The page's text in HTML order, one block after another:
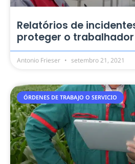
Relatórios de
proteger o trabalhador
Antonio Frieser setembro 21, 2021
ÓRDENES DE TRABAJO O SERVICIO